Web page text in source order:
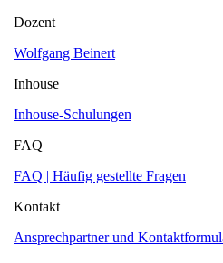
Dozent
Wolfgang Beinert
Inhouse
Inhouse-Schulungen
FAQ
FAQ | Häufig gestellte Fragen
Kontakt
Ansprechpartner und